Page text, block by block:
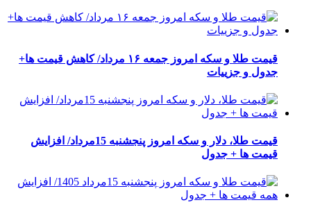
قیمت طلا و سکه امروز جمعه ۱۶ مرداد/ کاهش قیمت ها+
جدول و جزییات
قیمت طلا، دلار و سکه امروز پنجشنبه 15مرداد/ افزایش
قیمت ها + جدول